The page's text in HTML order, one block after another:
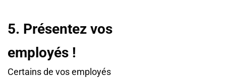
5. Présentez vos
employés !
Certains de vos employés